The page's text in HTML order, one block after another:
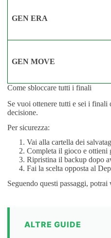
GEN ERA
GEN MOVE
Come sbloccare tutti i finali
Se vuoi ottenere tutti e sei i
decisione.
Per sicurezza:
Vai alla cartella dei
Completa il gioco e ottieni
Ripristina il backup dopo
Fai la scelta opposta al
Seguendo questi passaggi,
ALTRE GUIDE